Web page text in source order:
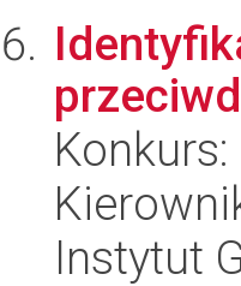
Konkurs:
Instytut